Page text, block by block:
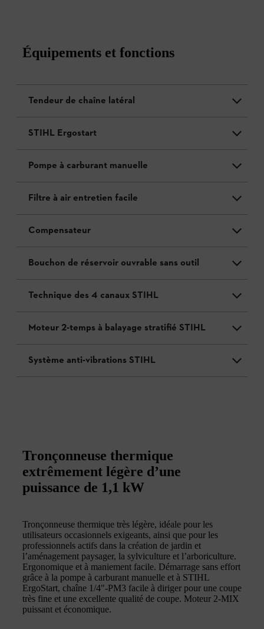
Équipements et fonctions
Tendeur de chaîne latéral
STIHL Ergostart
Pompe à carburant manuelle
Filtre à air entretien facile
Compensateur
Bouchon de réservoir ouvrable sans outil
Technique des 4 canaux STIHL
Moteur 2-temps à balayage stratifié STIHL
Système anti-vibrations STIHL
Tronçonneuse thermique
extrêmement légère d’une
puissance de 1,1 kW
Tronçonneuse thermique très légère, idéale pour les
utilisateurs occasionnels exigeants, ainsi que pour les
professionnels actifs dans la création de jardin et
l’aménagement paysager, la sylviculture et l’arboriculture.
Ergonomique et à maniement facile. Démarrage sans effort
grâce à la pompe à carburant manuelle et à STIHL
ErgoStart, chaîne 1/4"-PM3 facile à diriger pour une coupe
très fine et une excellente qualité de coupe. Moteur 2-MIX
puissant et économique.